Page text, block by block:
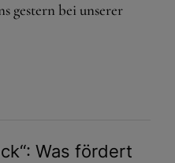
gestern bei unserer
Was fördert